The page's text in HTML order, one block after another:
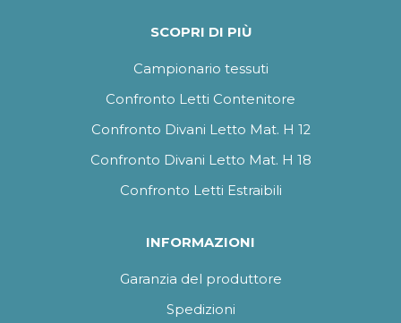
SCOPRI DI PIÙ
Campionario tessuti
Confronto Letti Contenitore
Confronto Divani Letto Mat. H 12
Confronto Divani Letto Mat. H 18
Confronto Letti Estraibili
INFORMAZIONI
Garanzia del produttore
Spedizioni